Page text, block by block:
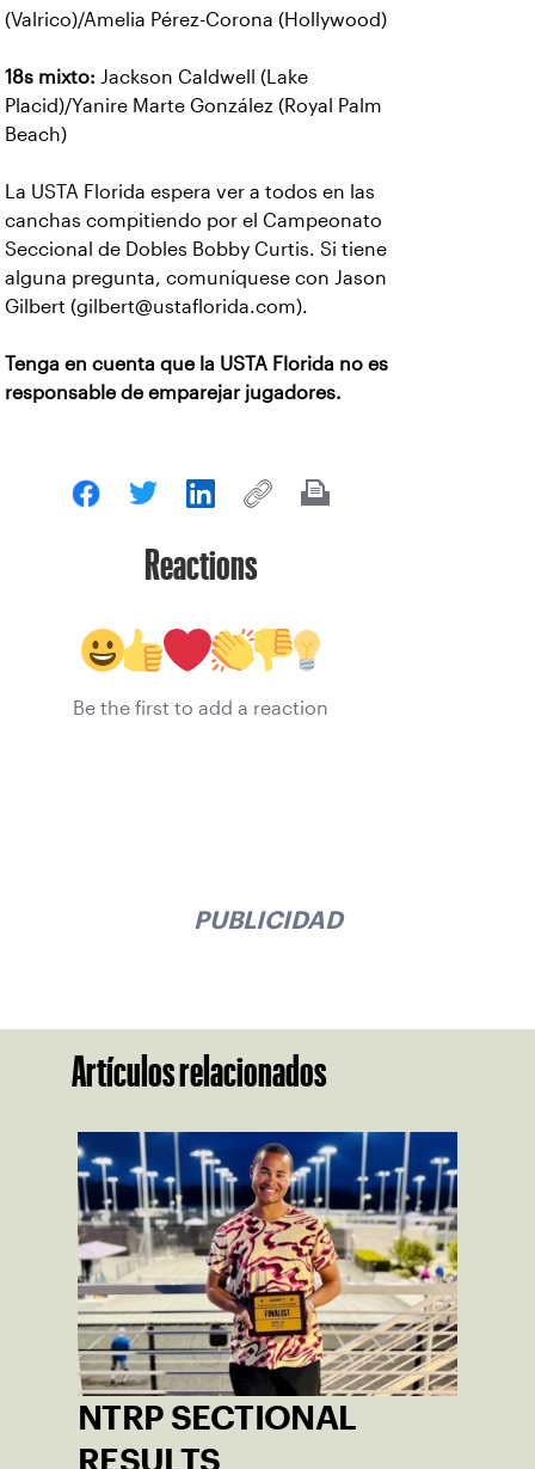
(Valrico)/Amelia Pérez-Corona (Hollywood)
18s mixto: Jackson Caldwell (Lake
Placid)/Yanire Marte González (Royal Palm
Beach)
La USTA Florida espera ver a todos en las
canchas compitiendo por el Campeonato
Seccional de Dobles Bobby Curtis. Si tiene
alguna pregunta, comuníquese con Jason
Gilbert (gilbert@ustaflorida.com).
Tenga en cuenta que la USTA Florida no es
responsable de emparejar jugadores.
Reactions
Be the first to add a reaction
PUBLICIDAD
Artículos relacionados
NTRP SECTIONAL
RESULTS